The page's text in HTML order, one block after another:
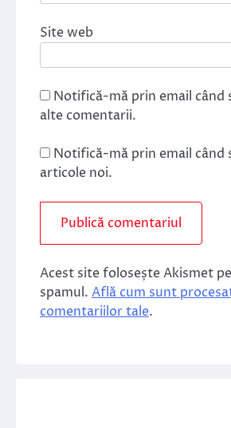
Site web
Notifică-mă prin email când
alte comentarii.
Notifică-mă prin email când
articole noi.
Acest site folosește Akismet
spamul. Află cum sunt
comentariilor tale.